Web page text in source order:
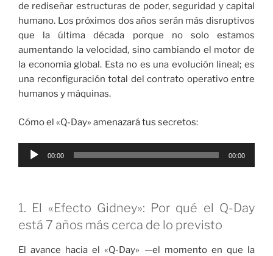
de rediseñar estructuras de poder, seguridad y capital
humano. Los próximos dos años serán más disruptivos
que la última década porque no solo estamos
aumentando la velocidad, sino cambiando el motor de
la economía global. Esta no es una evolución lineal; es
una reconfiguración total del contrato operativo entre
humanos y máquinas.
Cómo el «Q-Day» amenazará tus secretos:
Reproductor
00:00 00:00
1. El «Efecto Gidney»: Por qué el Q-Day
está 7 años más cerca de lo previsto
El avance hacia el «Q-Day» —el momento en que la